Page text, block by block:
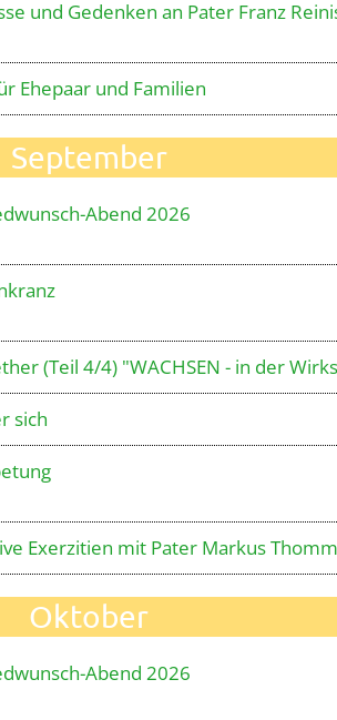
und Gedenken an Pater Franz
Ehepaar und Familien
September
Abend 2026
(Teil 4/4) "WACHSEN - in der
sich
Exerzitien mit Pater Markus Thomm
Oktober
Abend 2026